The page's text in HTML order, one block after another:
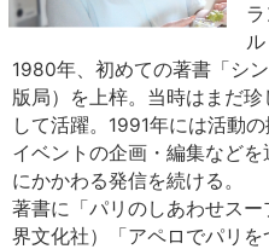
1980年、初めての著書「シ
版局）を上梓。当時はまだ
して活躍。1991年には活動
イベントの企画・編集など
にかかわる発信を続ける。
著書に「パリのしあわせス
界文化社）「アペロでパリ